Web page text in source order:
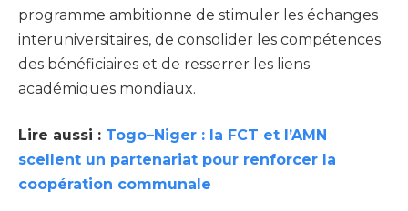
programme ambitionne de stimuler les échanges
interuniversitaires, de consolider les compétences
des bénéficiaires et de resserrer les liens
académiques mondiaux.
Lire aussi : Togo–Niger : la FCT et l’AMN
scellent un partenariat pour renforcer la
coopération communale